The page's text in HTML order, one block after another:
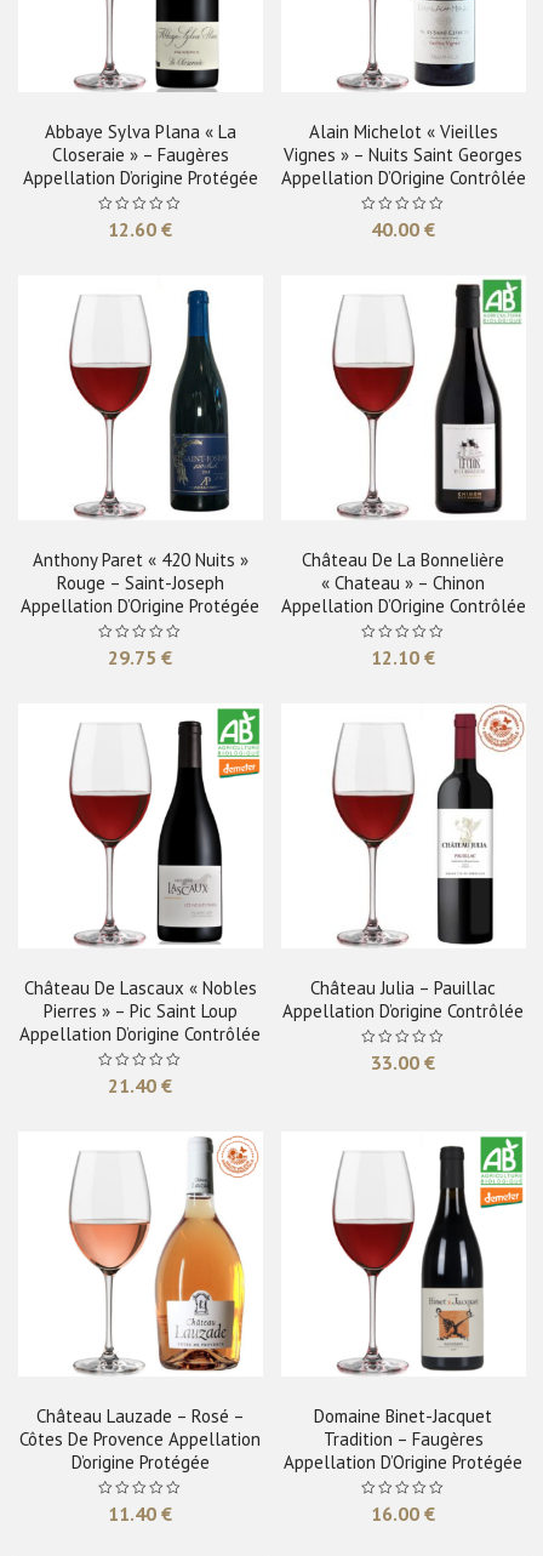
Abbaye Sylva Plana « La
Closeraie » – Faugères
Appellation D’origine Protégée
12.60 €
Alain Michelot « Vieilles
Vignes » – Nuits Saint Georges
Appellation D’Origine Contrôlée
40.00 €
Anthony Paret « 420 Nuits »
Rouge – Saint-Joseph
Appellation D’Origine Protégée
29.75 €
Château De La Bonnelière
« Chateau » – Chinon
Appellation D’Origine Contrôlée
12.10 €
Château De Lascaux « Nobles
Pierres » – Pic Saint Loup
Appellation D’origine Contrôlée
21.40 €
Château Julia – Pauillac
Appellation D’origine Contrôlée
33.00 €
Château Lauzade – Rosé –
Côtes De Provence Appellation
D’origine Protégée
11.40 €
Domaine Binet-Jacquet
Tradition – Faugères
Appellation D’Origine Protégée
16.00 €